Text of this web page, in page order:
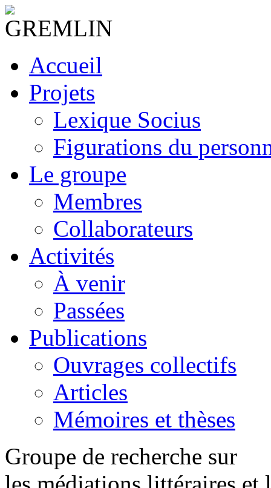
Accueil
Projets
Lexique Socius
Figurations du
Le groupe
Membres
Collaborateurs
Activités
À venir
Passées
Publications
Ouvrages collectifs
Articles
Mémoires et thèses
Groupe de recherche sur